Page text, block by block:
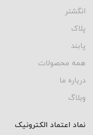
انگشتر
پلاک
پابند
همه محصولات
درباره ما
وبلاگ
نماد اعتماد الکترونیک